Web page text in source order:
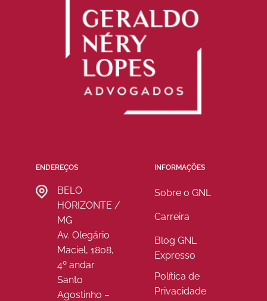
ENDEREÇOS
BELO
HORIZONTE /
MG
Av. Olegário
Maciel, 1808,
4º andar
Santo
Agostinho –
INFORMAÇÕES
Sobre o GNL
Carreira
Blog GNL
Expresso
Política de
Privacidade